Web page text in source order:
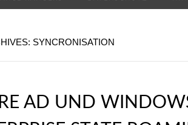
SYNCRONISATION
AD UND